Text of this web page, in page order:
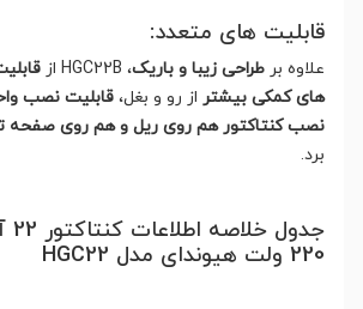
قابلیت های متعدد:
علاوه بر طراحی زیبا و باریک، HGC22B از
های کمکی بیشتر از رو و بغل، قابلیت نصب
نصب کنتاکتور هم روی ریل و هم روی صفحه
برد.
220 ولت هیوندای مدل HGC22